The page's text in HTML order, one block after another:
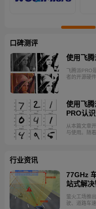
口碑测评
使用飞
飞腾派PRO
者的开源硬件
使用飞
PRO认
从本篇文章
与使用。随
H.264/
NPU，可满
实现数字识
行业资讯
77GHz
站式解
萤火工场推
驶、道路车